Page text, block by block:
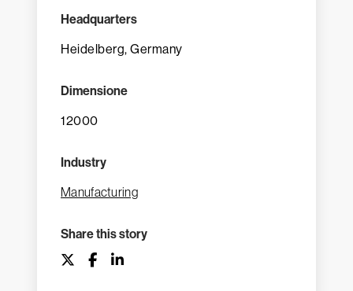
Headquarters
Heidelberg, Germany
Dimensione
12000
Industry
Manufacturing
Share this story